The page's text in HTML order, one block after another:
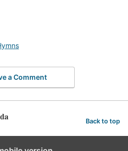
a Comment
Back to top